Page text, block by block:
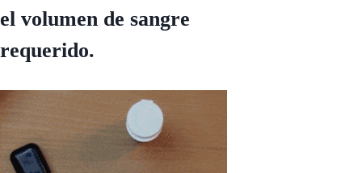
el volumen de sangre
requerido.